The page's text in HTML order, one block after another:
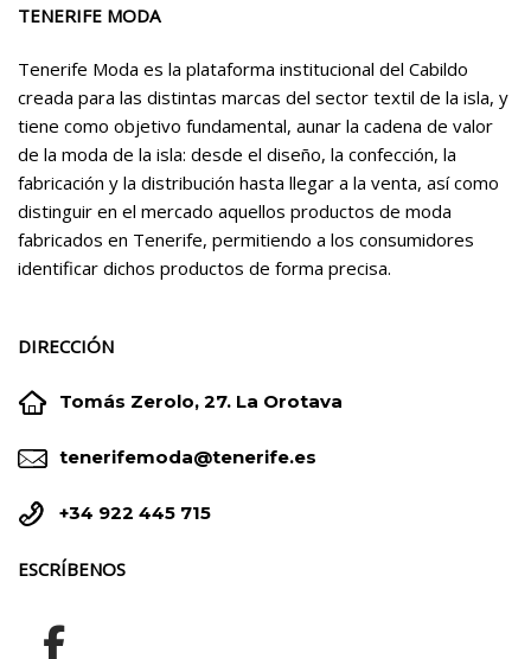
TENERIFE MODA
Tenerife Moda es la plataforma institucional del Cabildo
creada para las distintas marcas del sector textil de la isla, y
tiene como objetivo fundamental, aunar la cadena de valor
de la moda de la isla: desde el diseño, la confección, la
fabricación y la distribución hasta llegar a la venta, así como
distinguir en el mercado aquellos productos de moda
fabricados en Tenerife, permitiendo a los consumidores
identificar dichos productos de forma precisa.
DIRECCIÓN

 Tomás Zerolo, 27. La Orotava

 tenerifemoda@tenerife.es

 +34 922 445 715
ESCRÍBENOS